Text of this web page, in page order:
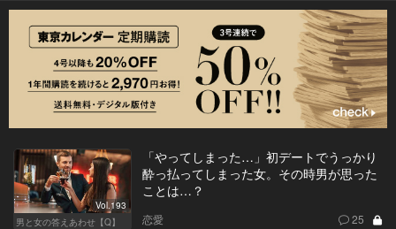
Vol.193
男と女の答えあわせ【Q】
「やってしまった…」初デートでうっかり
酔っ払ってしまった女。その時男が思った
ことは…？
恋愛 25